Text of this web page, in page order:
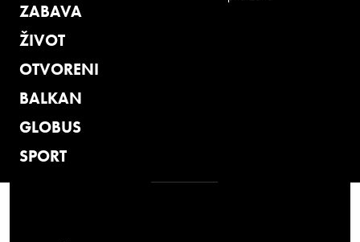
ZABAVA
ŽIVOT
OTVORENI
BALKAN
GLOBUS
SPORT